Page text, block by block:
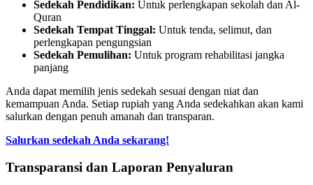
Sedekah Pendidikan: Untuk perlengkapan sekolah dan Al-
Quran
Sedekah Tempat Tinggal: Untuk tenda, selimut, dan
perlengkapan pengungsian
Sedekah Pemulihan: Untuk program rehabilitasi jangka
panjang
Anda dapat memilih jenis sedekah sesuai dengan niat dan
kemampuan Anda. Setiap rupiah yang Anda sedekahkan akan kami
salurkan dengan penuh amanah dan transparan.
Salurkan sedekah Anda sekarang!
Transparansi dan Laporan Penyaluran